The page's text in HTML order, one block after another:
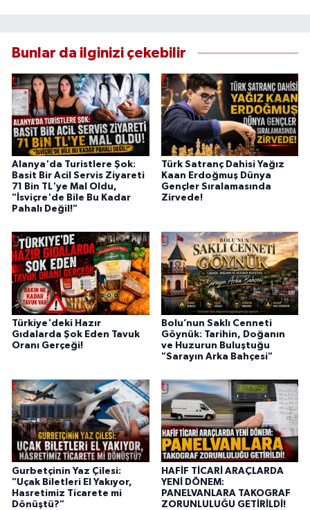
Bunlar da ilginizi çekebilir
Alanya'da Turistlere Şok:
Basit Bir Acil Servis Ziyareti
71 Bin TL'ye Mal Oldu,
"İsviçre'de Bile Bu Kadar
Pahalı Değil!"
Türk Satranç Dahisi Yağız
Kaan Erdoğmuş Dünya
Gençler Sıralamasında
Zirvede!
Türkiye'deki Hazır
Gıdalarda Şok Eden Tavuk
Oranı Gerçeği!
Bolu’nun Saklı Cenneti
Göynük: Tarihin, Doğanın
ve Huzurun Buluştuğu
"Sarayın Arka Bahçesi"
Gurbetçinin Yaz Çilesi:
"Uçak Biletleri El Yakıyor,
Hasretimiz Ticarete mi
Dönüştü?"
HAFİF TİCARİ ARAÇLARDA
YENİ DÖNEM:
PANELVANLARA TAKOGRAF
ZORUNLULUĞU GETİRİLDİ!